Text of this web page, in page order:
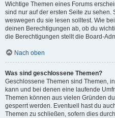
Wichtige Themen eines Forums
sind nur auf der ersten Seite zu
weswegen du sie lesen solltest. Wie
deinen Berechtigungen ab, ob du
die Berechtigungen stellt die Board-
Nach oben
Was sind geschlossene Themen?
Geschlossene Themen sind Themen,
kann und bei denen eine laufende
Themen können aus vielen Gründen
gesperrt werden. Eventuell hast du
Themen zu schließen, sofern dies